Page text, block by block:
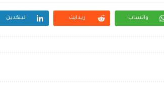
واتساب ريدايت لينكدين